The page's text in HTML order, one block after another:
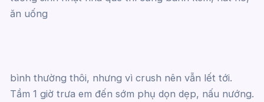
ăn uống
bình thường thôi, nhưng vì crush nên vẫn lết tới.
Tầm 1 giờ trưa em đến sớm phụ dọn dẹp, nấu nướng.